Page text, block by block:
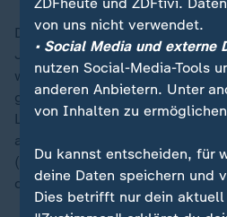
Die aktuell geltenden
Jahre alt und entsprächen
wissenschaftlichen
gesundheitlichen
Luftverschmutzung", wie die
auf die Empfehlungen der
(WHO) schreibt. Die WHO
deutlich niedrigere Richtwerte.
von uns nicht verwendet.
• Social Media und externe
nutzen Social-Media-Tools
anderen Anbietern. Unter
von Inhalten zu
Du kannst entscheiden, für
deine Daten speichern und
Dies betrifft nur dein